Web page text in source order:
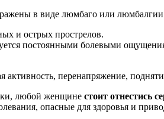
в виде люмбаго или
и острых прострелов.
постоянными болевыми
перенапряжение,
любой женщине стоит отнестись
опасные для здоровья и